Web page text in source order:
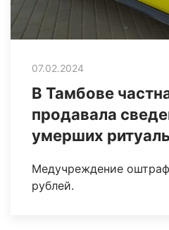
07.02.2024
В Тамбове
продавала
умерших
Медучреждение
рублей.